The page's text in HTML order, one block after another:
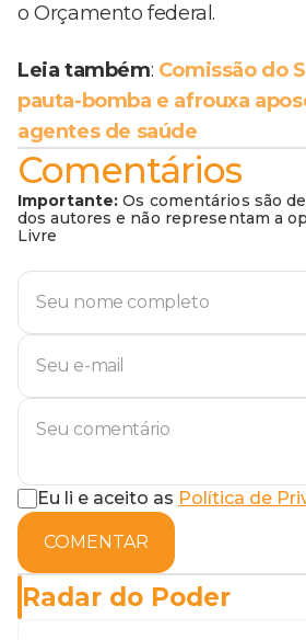
o Orçamento federal.
Leia também: Comissão do
pauta-bomba e afrouxa
agentes de saúde
Comentários
Importante: Os comentários são
dos autores e não representam a
Livre
Eu li e aceito as Política de
COMENTAR
Radar do Poder